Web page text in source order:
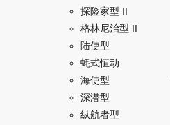
探险家型 II
格林尼治型 II
陆使型
蚝式恒动
海使型
深潜型
纵航者型